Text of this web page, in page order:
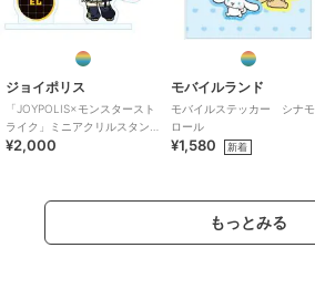
ジョイポリス
「JOYPOLIS×モンスタースト
ライク」ミニアクリルスタン
ド エル
¥2,000
モバイルランド
モバイルステッカー シナモ
ロール
¥1,580 新着
もっとみる